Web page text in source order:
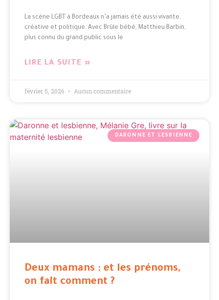
La scène LGBT à Bordeaux n’a jamais été aussi vivante,
créative et politique. Avec Brûle bébé, Matthieu Barbin,
plus connu du grand public sous le
LIRE LA SUITE »
février 5, 2026 Aucun commentaire
DARONNE ET LESBIENNE
Deux mamans : et les prénoms,
on fait comment ?​